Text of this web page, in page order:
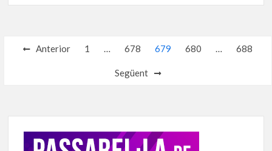
Navegació
Anterior 1 … 678 679 680 … 688
Següent